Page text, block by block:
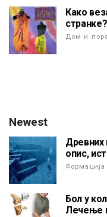
Како
странке?
Дом и
Newest
Древних
опис,
Формација
Бол у
Лечење